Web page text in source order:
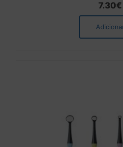
7.30€